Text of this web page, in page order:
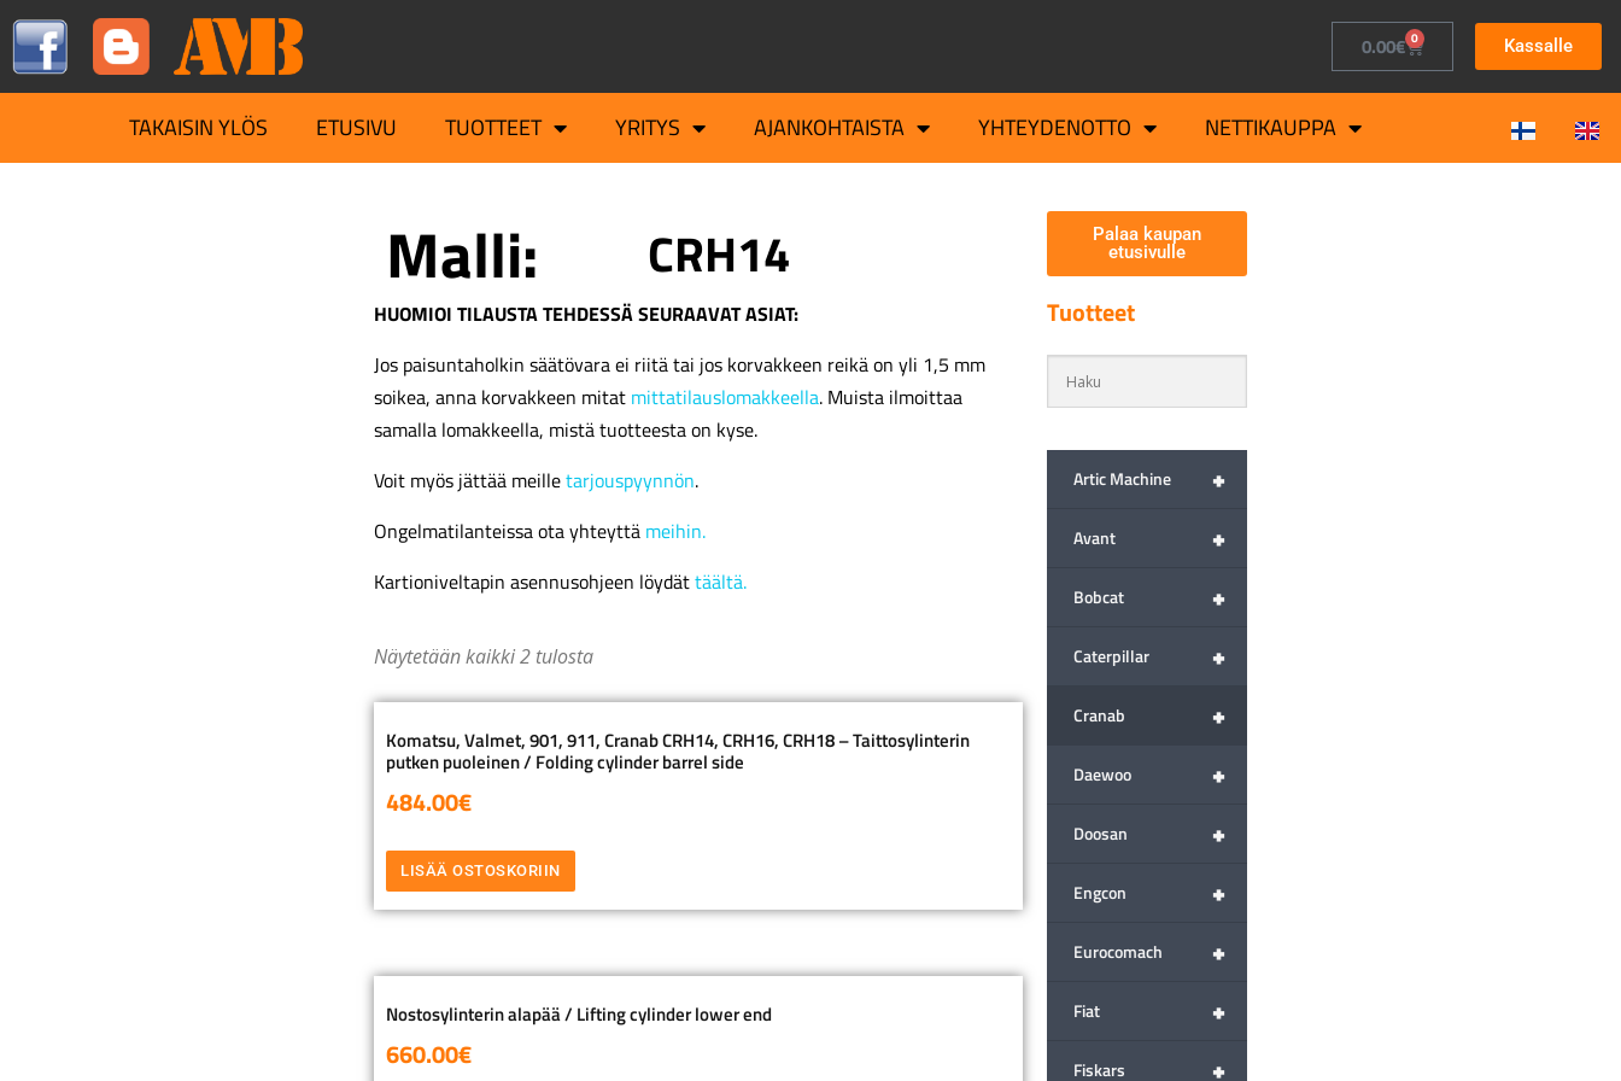
0.00€ 0 Kassalle
TAKAISIN YLÖS ETUSIVU TUOTTEET YRITYS AJANKOHTAISTA YHTEYDENOTTO NETTIKAUPPA
Malli: CRH14
HUOMIOI TILAUSTA TEHDESSÄ SEURAAVAT ASIAT:
Jos paisuntaholkin säätövara ei riitä tai jos korvakkeen reikä on yli 1,5 mm
soikea, anna korvakkeen mitat mittatilauslomakkeella. Muista ilmoittaa
samalla lomakkeella, mistä tuotteesta on kyse.
Voit myös jättää meilletarjouspyynnön.
Ongelmatilanteissa ota yhteyttä meihin.
Kartioniveltapin asennusohjeen löydättäältä.
Näytetään kaikki 2 tulosta
Komatsu, Valmet, 901, 911, Cranab CRH14, CRH16, CRH18 – Taittosylinterin
putken puoleinen / Folding cylinder barrel side
484.00€
LISÄÄ OSTOSKORIIN
Nostosylinterin alapää / Lifting cylinder lower end
660.00€
Palaa kaupan
etusivulle
Tuotteet
+
Artic Machine
+
Avant
+
Bobcat
+
Caterpillar
+
Cranab
+
Daewoo
+
Doosan
+
Engcon
+
Eurocomach
+
Fiat
+
Fiskars